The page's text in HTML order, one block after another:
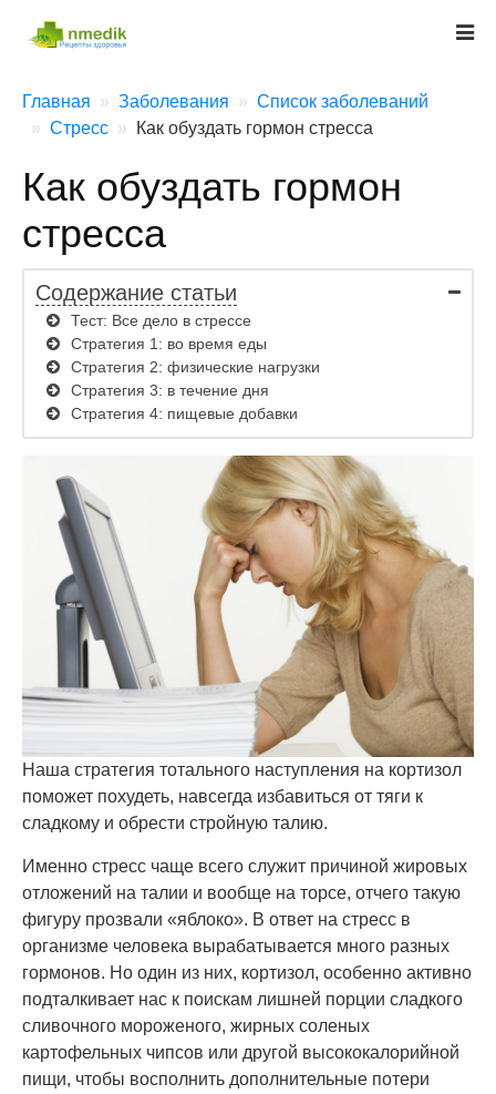
Главная Заболевания
Список заболеваний
Стресс
Как обуздать гормон стресса
Как обуздать гормон
стресса
Содержание статьи
Тест: Все дело в стрессе
Стратегия 1: во время еды
Стратегия 2: физические нагрузки
Стратегия 3: в течение дня
Стратегия 4: пищевые добавки
Наша стратегия тотального наступления на кортизол
поможет похудеть, навсегда избавиться от тяги к
сладкому и обрести стройную талию.
Именно стресс чаще всего служит причиной жировых
отложений на талии и вообще на торсе, отчего такую
фигуру прозвали «яблоко». В ответ на стресс в
организме человека вырабатывается много разных
гормонов. Но один из них, кортизол, особенно активно
подталкивает нас к поискам лишней порции сладкого
сливочного мороженого, жирных соленых
картофельных чипсов или другой высококалорийной
пищи, чтобы восполнить дополнительные потери